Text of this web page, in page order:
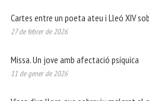
Cartes entre un poeta ateu i Lleó XIV
27 de febrer de 2026
Missa. Un jove amb afectació psíquica
11 de gener de 2026